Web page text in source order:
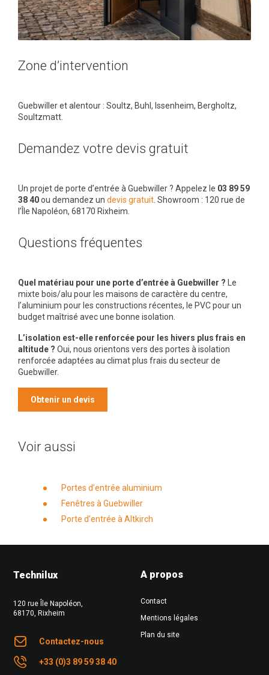
Zone d’intervention
Guebwiller et alentour : Soultz, Buhl, Issenheim, Bergholtz,
Soultzmatt.
Demandez votre devis gratuit
Un projet de porte d’entrée à Guebwiller ? Appelez le 03 89 59
38 40ou demandez un devis gratuit . Showroom : 120 rue de
l’Île Napoléon, 68170 Rixheim.
Questions fréquentes
Quel matériau pour une porte d’entrée à Guebwiller ? Le
mixte bois/alu pour les maisons de caractère du centre,
l’aluminium pour les constructions récentes, le PVC pour un
budget maîtrisé avec une bonne isolation.
L’isolation est-elle renforcée pour les hivers plus frais en
altitude ? Oui, nous orientons vers des portes à isolation
renforcée adaptées au climat plus frais du secteur de
Guebwiller.
Obtenir un devis
Voir aussi
Portes d’entrée aluminium
Fenêtres à Guebwiller
Porte d’entrée à Altkirch
Technilux
120 rue Île Napoléon,
68170, Rixheim
Contactez-nous
+33 (0)3 89 59 38 40
A propos
Contact
Mentions légales
Plan du site